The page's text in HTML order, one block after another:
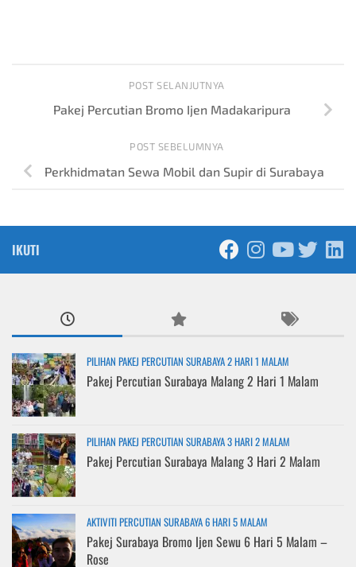
POST SELANJUTNYA
Pakej Percutian Bromo Ijen Madakaripura
POST SEBELUMNYA
Perkhidmatan Sewa Mobil dan Supir di Surabaya
IKUTI
PILIHAN PAKEJ PERCUTIAN SURABAYA 2 HARI 1 MALAM
Pakej Percutian Surabaya Malang 2 Hari 1 Malam
PILIHAN PAKEJ PERCUTIAN SURABAYA 3 HARI 2 MALAM
Pakej Percutian Surabaya Malang 3 Hari 2 Malam
AKTIVITI PERCUTIAN SURABAYA 6 HARI 5 MALAM
Pakej Surabaya Bromo Ijen Sewu 6 Hari 5 Malam –
Rose